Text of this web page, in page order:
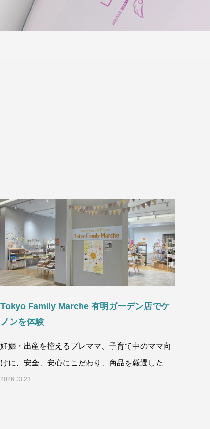
Tokyo Family Marche 有明ガーデン店でケ
ノンを体験
妊娠・出産を控えるプレママ、子育て中のママ向
けに、安全、安心にこだわり、商品を厳選したセ
レクトショップ『Tokyo
2026.03.23